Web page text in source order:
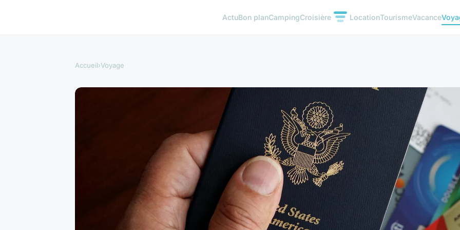
ActuBon planCampingCroisière LocationTourismeVacance
Accueil›Voyage